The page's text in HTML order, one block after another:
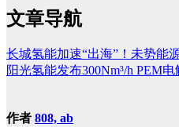
文章导航
长城氢能加速“出海”！未势能
阳光氢能发布300Nm³/h PEM电
作者 808, ab